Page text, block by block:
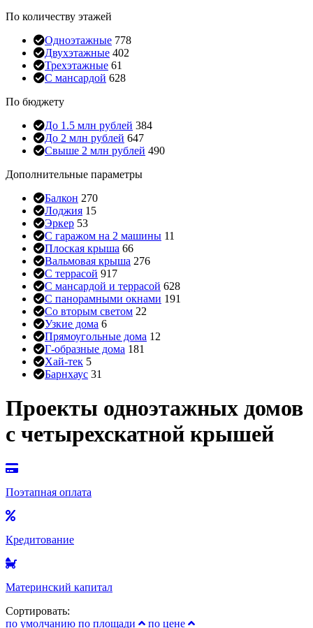
По количеству этажей
Одноэтажные 778
Двухэтажные 402
Трехэтажные 61
С мансардой 628
По бюджету
До 1.5 млн рублей 384
До 2 млн рублей 647
Свыше 2 млн рублей 490
Дополнительные параметры
Балкон 270
Лоджия 15
Эркер 53
С гаражом на 2 машины 11
Плоская крыша 66
Вальмовая крыша 276
С террасой 917
С мансардой и террасой 628
С панорамными окнами 191
Со вторым светом 22
Узкие дома 6
Прямоугольные дома 12
Г-образные дома 181
Хай-тек 5
Барнхаус 31
Проекты одноэтажных домов
с четырехскатной крышей
Поэтапная оплата
Кредитование
Материнский капитал
Сортировать:
по умолчанию по площади по цене